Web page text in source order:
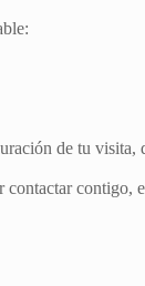
de tu visita,
contigo,